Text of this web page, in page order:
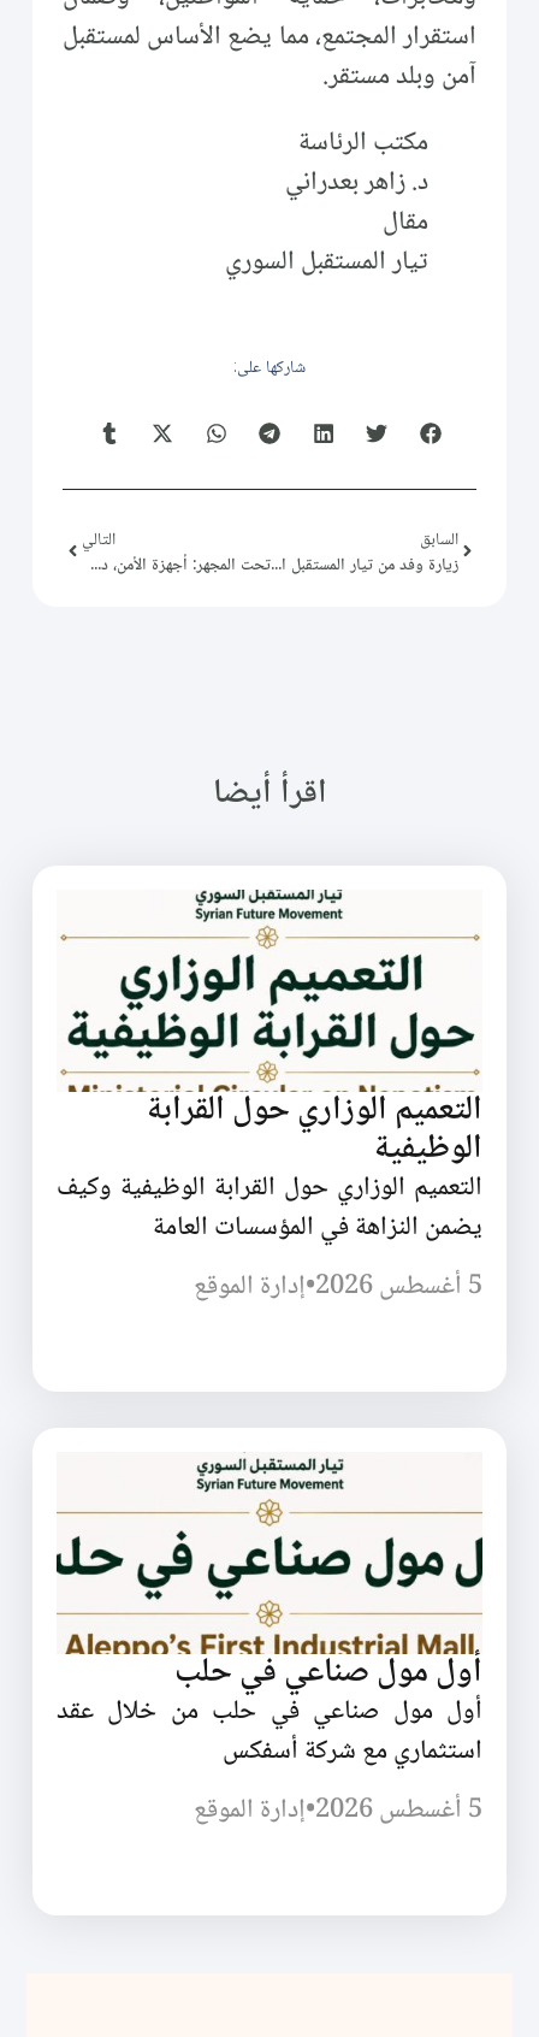
استقرار المجتمع، مما يضع الأساس لمستقبل
آمن وبلد مستقر.
مكتب الرئاسة
د. زاهر بعدراني
مقال
تيار المستقبل السوري
شاركها على:
السابق
زيارة وفد من تيار المستقبل السوري لـِ رئيس اعتصام الكرامة
التالي
تحت المجهر: أجهزة الأمن، دورٌ وأهميّة … بقلم : د. زاهر بعدراني
اقرأ أيضا
التعميم الوزاري حول القرابة
الوظيفية
التعميم الوزاري حول القرابة الوظيفية وكيف
يضمن النزاهة في المؤسسات العامة
5 أغسطس 2026
•إدارة الموقع
أول مول صناعي في حلب
أول مول صناعي في حلب من خلال عقد
استثماري مع شركة أسفكس
5 أغسطس 2026
•إدارة الموقع